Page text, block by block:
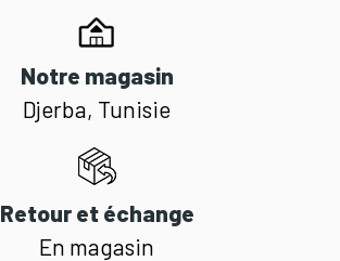
Notre magasin
Djerba, Tunisie
Retour et échange
En magasin